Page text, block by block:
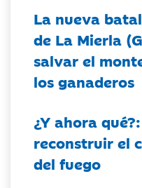
La nueva
de La Mierla
salvar el
los ganaderos
¿Y ahora
reconstruir el
del fuego